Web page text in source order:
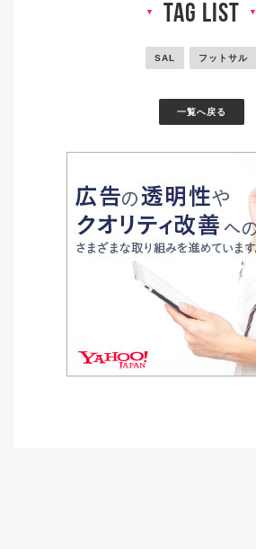
▼ tag list ▼
SAL フットサル
一覧へ戻る